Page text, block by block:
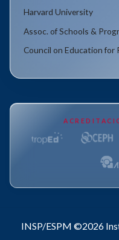
Harvard University
Assoc. of Schools &
Council on Education for
INSP/ESPM ©2026